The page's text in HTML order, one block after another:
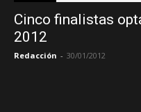
Cinco finalistas
2012
Redacción - 30/01/2012